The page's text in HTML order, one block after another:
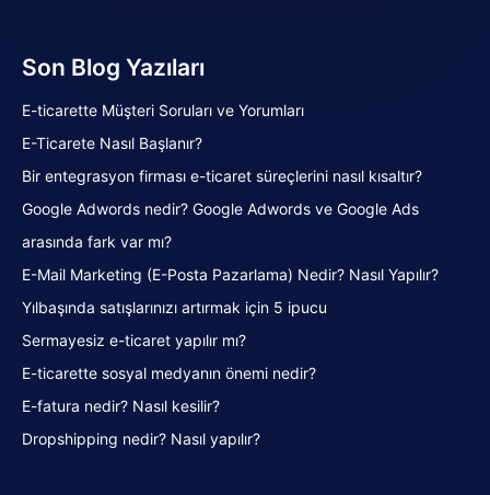
Son Blog Yazıları
E-ticarette Müşteri Soruları ve Yorumları
E-Ticarete Nasıl Başlanır?
Bir entegrasyon firması e-ticaret süreçlerini nasıl kısaltır?
Google Adwords nedir? Google Adwords ve Google Ads
arasında fark var mı?
E-Mail Marketing (E-Posta Pazarlama) Nedir? Nasıl Yapılır?
Yılbaşında satışlarınızı artırmak için 5 ipucu
Sermayesiz e-ticaret yapılır mı?
E-ticarette sosyal medyanın önemi nedir?
E-fatura nedir? Nasıl kesilir?
Dropshipping nedir? Nasıl yapılır?